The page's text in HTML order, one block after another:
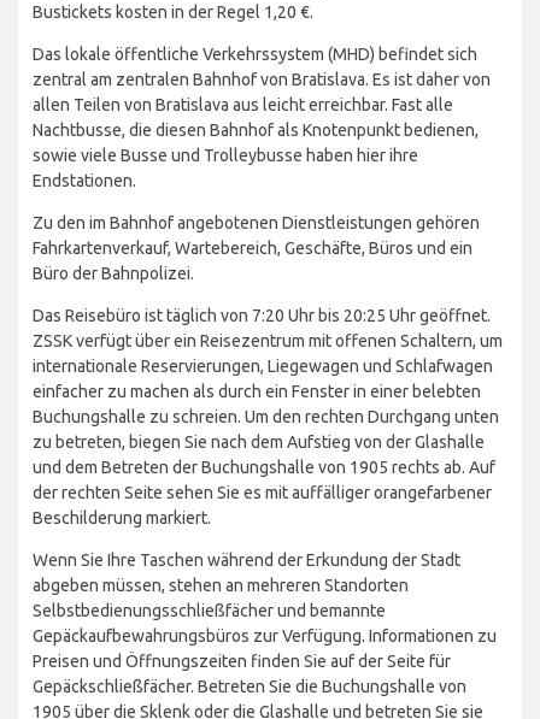
Bustickets kosten in der Regel 1,20 €.
Das lokale öffentliche Verkehrssystem (MHD) befindet sich
zentral am zentralen Bahnhof von Bratislava. Es ist daher von
allen Teilen von Bratislava aus leicht erreichbar. Fast alle
Nachtbusse, die diesen Bahnhof als Knotenpunkt bedienen,
sowie viele Busse und Trolleybusse haben hier ihre
Endstationen.
Zu den im Bahnhof angebotenen Dienstleistungen gehören
Fahrkartenverkauf, Wartebereich, Geschäfte, Büros und ein
Büro der Bahnpolizei.
Das Reisebüro ist täglich von 7:20 Uhr bis 20:25 Uhr geöffnet.
ZSSK verfügt über ein Reisezentrum mit offenen Schaltern, um
internationale Reservierungen, Liegewagen und Schlafwagen
einfacher zu machen als durch ein Fenster in einer belebten
Buchungshalle zu schreien. Um den rechten Durchgang unten
zu betreten, biegen Sie nach dem Aufstieg von der Glashalle
und dem Betreten der Buchungshalle von 1905 rechts ab. Auf
der rechten Seite sehen Sie es mit auffälliger orangefarbener
Beschilderung markiert.
Wenn Sie Ihre Taschen während der Erkundung der Stadt
abgeben müssen, stehen an mehreren Standorten
Selbstbedienungsschließfächer und bemannte
Gepäckaufbewahrungsbüros zur Verfügung. Informationen zu
Preisen und Öffnungszeiten finden Sie auf der Seite für
Gepäckschließfächer. Betreten Sie die Buchungshalle von
1905 über die Sklenk oder die Glashalle und betreten Sie sie